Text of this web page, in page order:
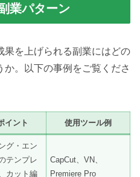
業パターン
果を上げられる副業にはどの
。以下の事例をご覧くださ
イント 使用ツール例
グ・エン
テンプレ
カット編
CapCut、VN、
Premiere Pro